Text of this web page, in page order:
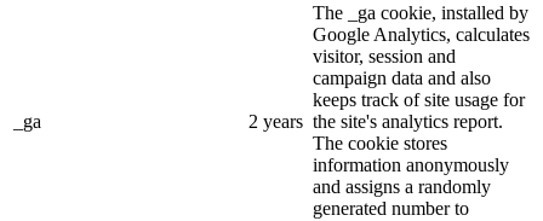
_ga 2 years
The _ga cookie, installed by
Google Analytics, calculates
visitor, session and
campaign data and also
keeps track of site usage for
the site's analytics report.
The cookie stores
information anonymously
and assigns a randomly
generated number to